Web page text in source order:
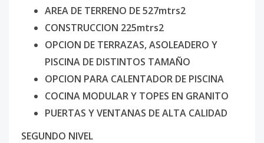
AREA DE TERRENO DE 527mtrs2
CONSTRUCCION 225mtrs2
OPCION DE TERRAZAS, ASOLEADERO Y
PISCINA DE DISTINTOS TAMAÑO
OPCION PARA CALENTADOR DE PISCINA
COCINA MODULAR Y TOPES EN GRANITO
PUERTAS Y VENTANAS DE ALTA CALIDAD
SEGUNDO NIVEL